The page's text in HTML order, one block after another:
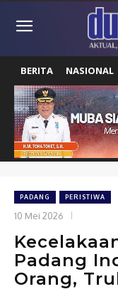
BERITA NASIONAL
PADANG PERISTIWA
10 Mei 2026
Padang
Orang,